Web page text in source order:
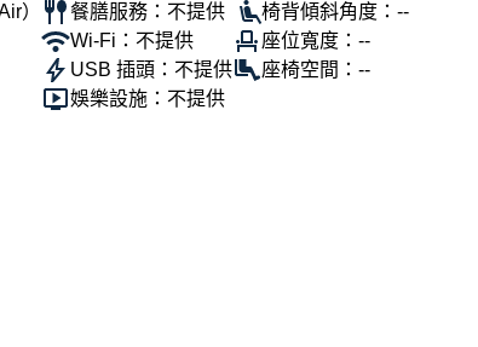
）
餐膳服務：不提供
Wi-Fi：不提供
USB 插頭：不提供
娛樂設施：不提供
椅背傾斜角度：--
座位寬度：--
座椅空間：--